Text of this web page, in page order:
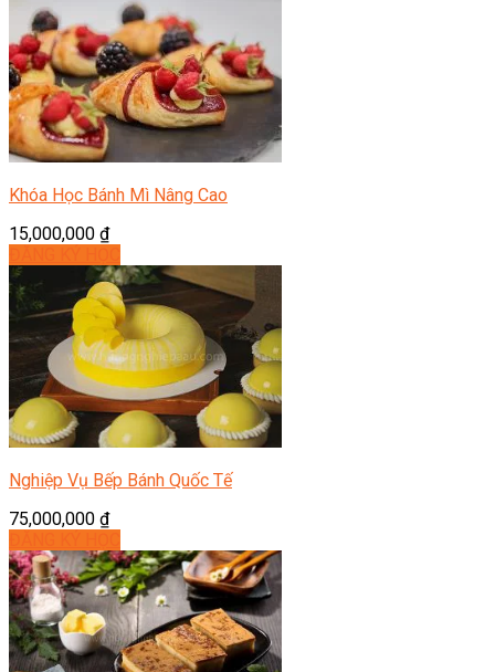
Khóa Học Bánh Mì Nâng Cao
15,000,000 ₫
Nghiệp Vụ Bếp Bánh Quốc Tế
75,000,000 ₫